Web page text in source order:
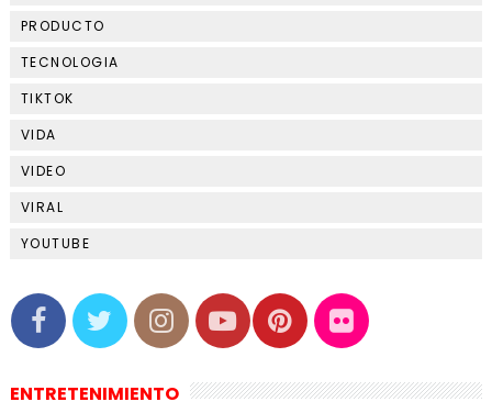
PRODUCTO
TECNOLOGIA
TIKTOK
VIDA
VIDEO
VIRAL
YOUTUBE
ENTRETENIMIENTO